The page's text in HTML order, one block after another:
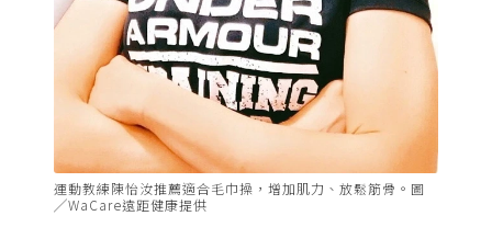
運動教練陳怡汝推薦適合毛巾操，增加肌力、放鬆筋骨。圖
╱WaCare遠距健康提供